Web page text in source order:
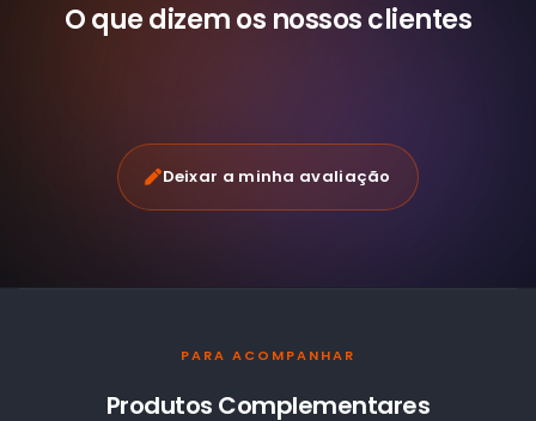
O que dizem os nossosclientes
Deixar a minha avaliação
PARA ACOMPANHAR
Produtos Complementares